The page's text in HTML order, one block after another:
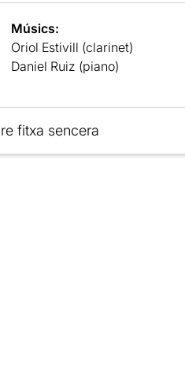
Músics:
Oriol Estivill (clarinet)
Daniel Ruiz (piano)
fitxa sencera